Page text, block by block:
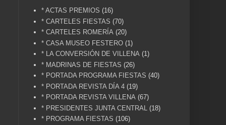
* ACTAS PREMIOS (16)
* CARTELES FIESTAS (70)
* CARTELES ROMERÍA (20)
* CASA MUSEO FESTERO (1)
* LA CONVERSIÓN DE VILLENA (1)
* MADRINAS DE FIESTAS (26)
* PORTADA PROGRAMA FIESTAS (40)
* PORTADA REVISTA DÍA 4 (19)
* PORTADA REVISTA VILLENA (67)
* PRESIDENTES JUNTA CENTRAL
(18)
* PROGRAMA FIESTAS (106)